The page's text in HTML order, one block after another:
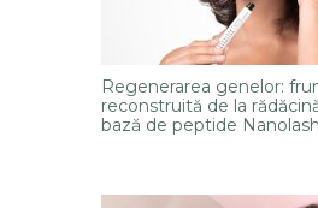
Regenerarea genelor:
reconstruită de la
bază de peptide Nanolash